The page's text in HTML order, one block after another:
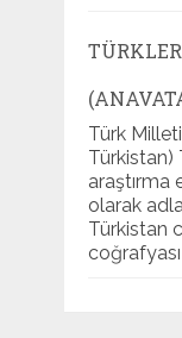
Türk
Türkistan)
araştırma
olarak
Türkistan